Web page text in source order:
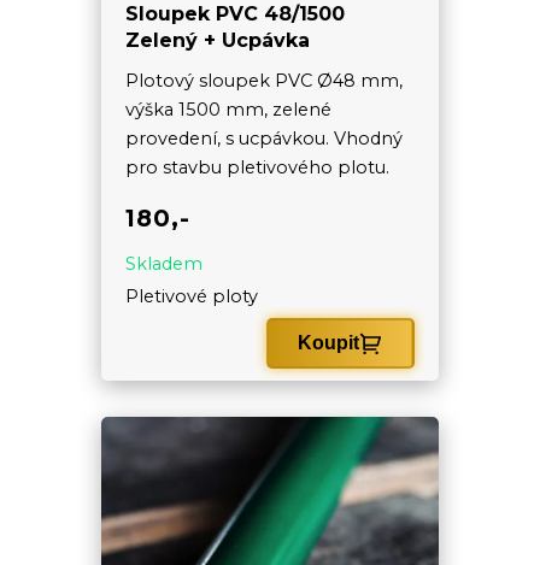
Sloupek PVC 48/1500
Zelený + Ucpávka
Plotový sloupek PVC Ø48 mm,
výška 1500 mm, zelené
provedení, s ucpávkou. Vhodný
pro stavbu pletivového plotu.
180,-
Skladem
Pletivové ploty
Koupit